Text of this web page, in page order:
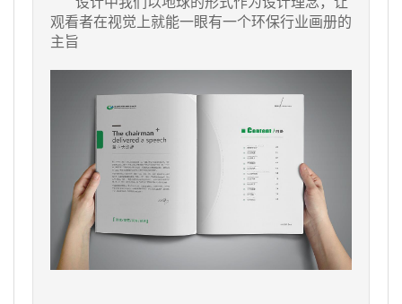
观看者在视觉上就能一眼有一个环保行业画册的
主旨